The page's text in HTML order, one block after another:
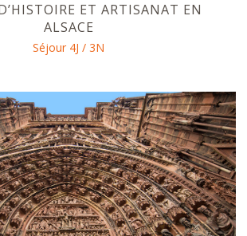
ET ARTISANAT EN
ALSACE
Séjour 4J / 3N